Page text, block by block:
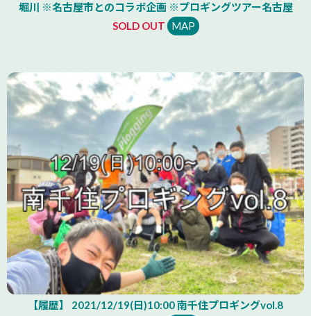
堀川 ※名古屋市とのコラボ企画 ※プロギングツアー名古屋
SOLD OUT
MAP
【履歴】 2021/12/19(日)10:00 南千住プロギングvol.8